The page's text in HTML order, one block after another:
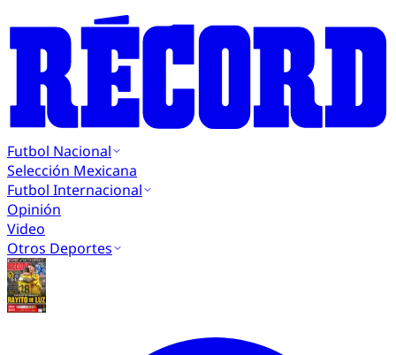
Futbol Nacional
Selección Mexicana
Futbol Internacional
Opinión
Video
Otros Deportes